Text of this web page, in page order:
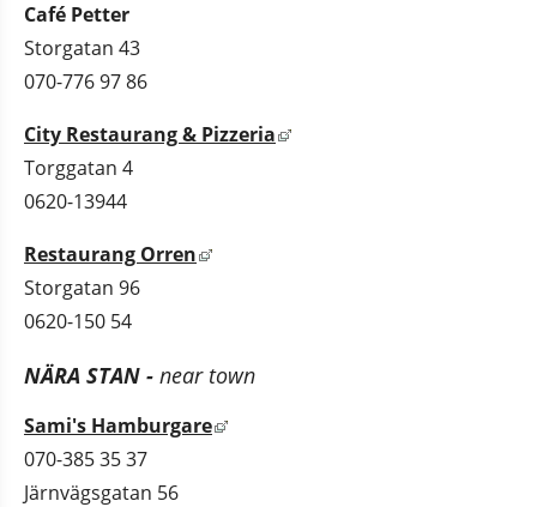
Café Petter
Storgatan 43
070-776 97 86
City Restaurang & Pizzeria Länk till annan
Torggatan 4
0620-13944
Restaurang Orren Länk till annan webbplats,
Storgatan 96
0620-150 54
NÄRA STAN - near town
Sami's Hamburgare Länk till annan webbplats,
070-385 35 37
Järnvägsgatan 56